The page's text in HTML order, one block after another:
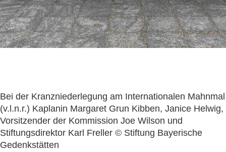
Bei der Kranzniederlegung am Internationalen Mahnmal
(v.l.n.r.) Kaplanin Margaret Grun Kibben, Janice Helwig,
Vorsitzender der Kommission Joe Wilson und
Stiftungsdirektor Karl Freller © Stiftung Bayerische
Gedenkstätten